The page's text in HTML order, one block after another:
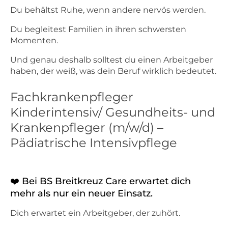
Du behältst Ruhe, wenn andere nervös werden.
Du begleitest Familien in ihren schwersten
Momenten.
Und genau deshalb solltest du einen Arbeitgeber
haben, der weiß, was dein Beruf wirklich bedeutet.
Fachkrankenpfleger
Kinderintensiv/ Gesundheits- und
Krankenpfleger (m/w/d) –
Pädiatrische Intensivpflege
❤️ Bei BS Breitkreuz Care erwartet dich
mehr als nur ein neuer Einsatz.
Dich erwartet ein Arbeitgeber, der zuhört.